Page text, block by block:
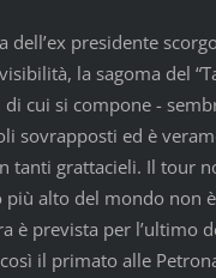
dell’ex presidente
la sagoma del
cui si compone -
sovrapposti ed è
tanti grattacieli. Il tour
più alto del mondo non
è prevista per l’ultimo
il primato alle